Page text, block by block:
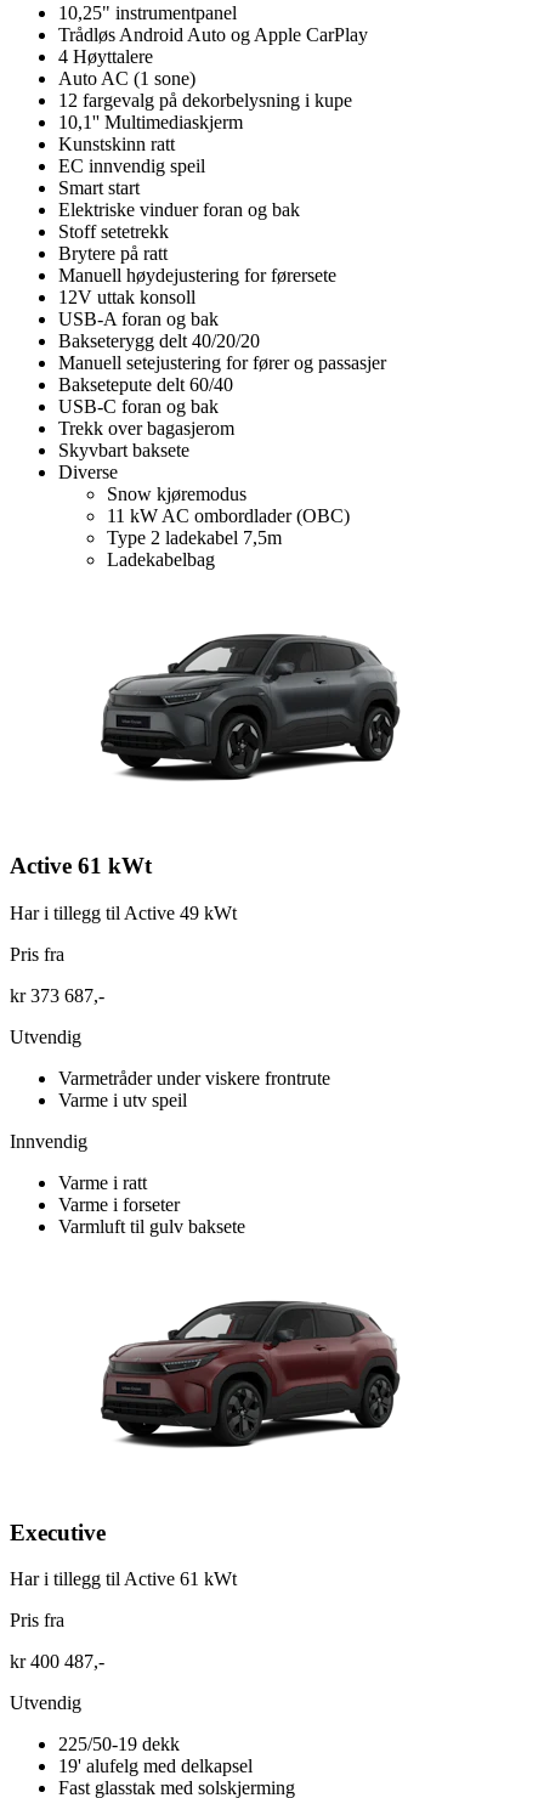
10,25" instrumentpanel
Trådløs Android Auto og Apple CarPlay
4 Høyttalere
Auto AC (1 sone)
12 fargevalg på dekorbelysning i kupe
10,1'' Multimediaskjerm
Kunstskinn ratt
EC innvendig speil
Smart start
Elektriske vinduer foran og bak
Stoff setetrekk
Brytere på ratt
Manuell høydejustering for førersete
12V uttak konsoll
USB-A foran og bak
Bakseterygg delt 40/20/20
Manuell setejustering for fører og passasjer
Baksetepute delt 60/40
USB-C foran og bak
Trekk over bagasjerom
Skyvbart baksete
Diverse
Snow kjøremodus
11 kW AC ombordlader (OBC)
Type 2 ladekabel 7,5m
Ladekabelbag
Active 61 kWt
Har i tillegg til Active 49 kWt
Pris fra
kr 373 687,-
Utvendig
Varmetråder under viskere frontrute
Varme i utv speil
Innvendig
Varme i ratt
Varme i forseter
Varmluft til gulv baksete
Executive
Har i tillegg til Active 61 kWt
Pris fra
kr 400 487,-
Utvendig
225/50-19 dekk
19' alufelg med delkapsel
Fast glasstak med solskjerming